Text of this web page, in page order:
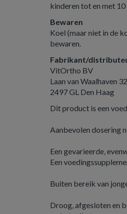
kinderen tot en met
Bewaren
Koel (maar niet in de
bewaren.
Fabrikant/
VitOrtho BV
Laan van Waalhaven
2497 GL Den Haag
Dit product is een
Aanbevolen dosering
Een gevarieerde,
Een
Buiten bereik van
Droog, afgesloten en